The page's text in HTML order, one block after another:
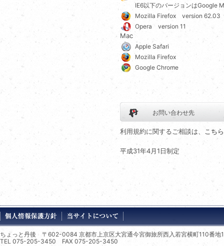
IE6以下のバージョンはGoogle
Mozilla Firefox version 62.03
Opera version 11
Mac
Apple Safari
Mozilla Firefox
Google Chrome
お問い合わせ先
利用規約に関するご相談は、 こちら
平成31年4月1日制定
ちょっと丹後 〒602-0084 京都市上京区大宮通今宮御旅所西入若宮横町110番地1
TEL 075-205-3450 FAX 075-205-3450